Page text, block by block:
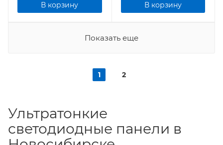
В корзину В корзину
Показать еще
1 2
Ультратонкие
светодиодные панели в